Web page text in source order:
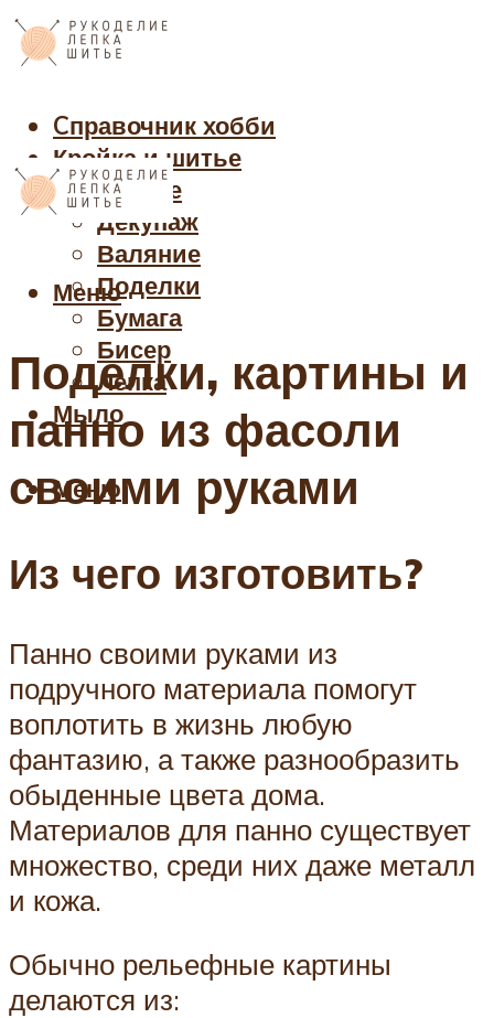
Cправочник хобби
Кройка и шитье
Рукоделие
Декупаж
Валяние
Поделки
Бумага
Бисер
Лепка
Мыло
Меню
Меню
Поделки, картины и
панно из фасоли
своими руками
Из чего изготовить?
Панно своими руками из
подручного материала помогут
воплотить в жизнь любую
фантазию, а также разнообразить
обыденные цвета дома.
Материалов для панно существует
множество, среди них даже металл
и кожа.
Обычно рельефные картины
делаются из: